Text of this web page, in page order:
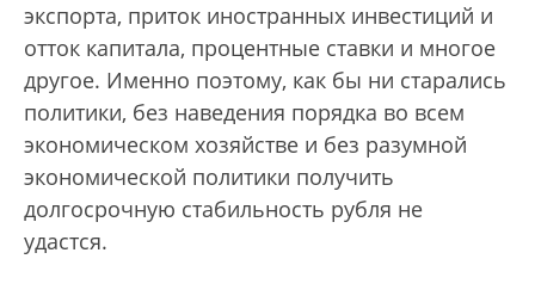
экспорта, приток иностранных инвестиций и
отток капитала, процентные ставки и многое
другое. Именно поэтому, как бы ни старались
политики, без наведения порядка во всем
экономическом хозяйстве и без разумной
экономической политики получить
долгосрочную стабильность рубля не
удастся.